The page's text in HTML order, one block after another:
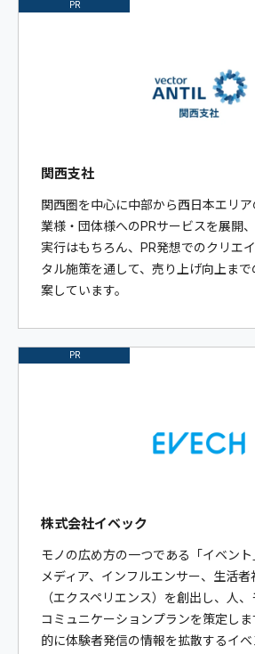
PR
関西支社
関西圏を中心に中部から西日本エリ
業様・団体様へのPRサービスを展開
実行はもちろん、PR発想でのクリエ
タル施策を通して、売り上げ向上ま
案しています。
PR
株式会社イベック
モノの広め方の一つである「イベン
メディア、インフルエンサー、生活
（エクスペリエンス）を創出し、人
コミュニケーションプランを策定し
的に体験者発信の情報を拡散するイ